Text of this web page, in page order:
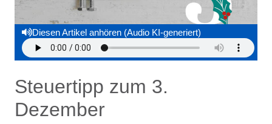
Diesen Artikel anhören (Audio KI-generiert)
Steuertipp zum 3.
Dezember